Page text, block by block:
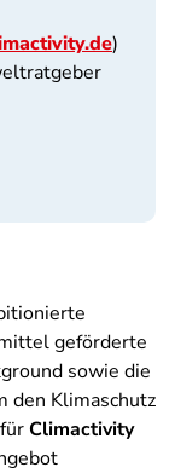
)
geförderte
sowie die
den Klimaschutz
Climactivity